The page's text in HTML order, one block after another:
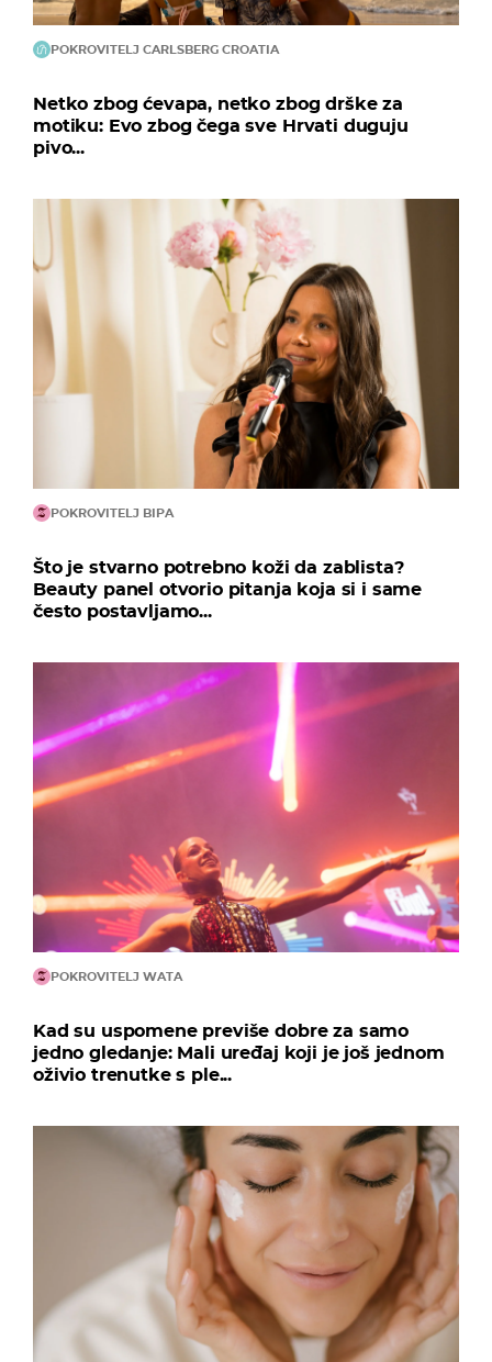
POKROVITELJ CARLSBERG CROATIA
Netko zbog ćevapa, netko zbog drške za
motiku: Evo zbog čega sve Hrvati duguju
pivo...
POKROVITELJ BIPA
Što je stvarno potrebno koži da zablista?
Beauty panel otvorio pitanja koja si i same
često postavljamo...
POKROVITELJ WATA
Kad su uspomene previše dobre za samo
jedno gledanje: Mali uređaj koji je još jednom
oživio trenutke s ple...